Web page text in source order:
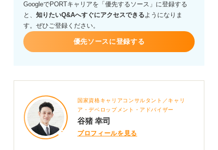
は、どのように企業に評価され、内定に繋がりました
か？ 経験談やアドバイスがあればぜひ教えてください。
GoogleでPORTキャリアを「優先するソース」に登録する
と、 知りたいQ&Aへすぐにアクセスできるようになりま
す。ぜひご登録ください。
優先ソースに登録する
国家資格キャリアコンサルタント／キャリ
ア・デベロップメント・アドバイザー
谷猪 幸司
プロフィールを見る